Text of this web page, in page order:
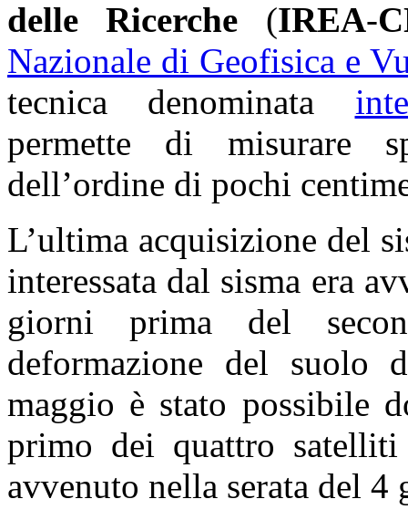
delle Ricerche (IREA-
Nazionale di Geofisica e
tecnica denominata
permette di misurare
dell’ordine di pochi
L’ultima acquisizione del
interessata dal sisma era
giorni prima del
deformazione del suolo
maggio è stato possibile
primo dei quattro
avvenuto nella serata del 4